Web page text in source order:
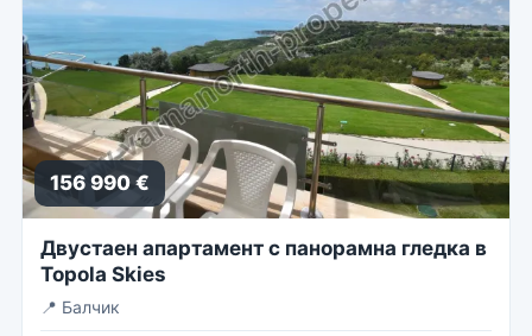
156 990 €
Двустаен апартамент с панорамна гледка в
Topola Skies
📍 Балчик